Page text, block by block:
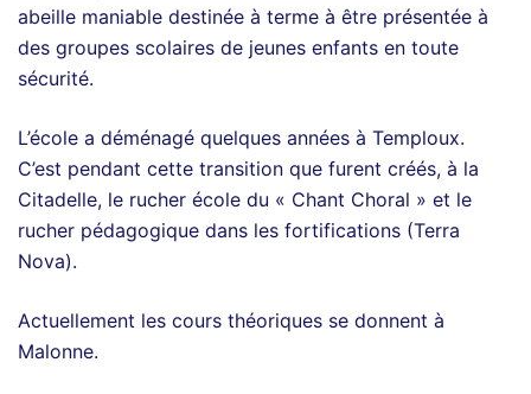
abeille maniable destinée à terme à être présentée à
des groupes scolaires de jeunes enfants en toute
sécurité.
L’école a déménagé quelques années à Temploux.
C’est pendant cette transition que furent créés, à la
Citadelle, le rucher école du « Chant Choral » et le
rucher pédagogique dans les fortifications (Terra
Nova).
Actuellement les cours théoriques se donnent à
Malonne.